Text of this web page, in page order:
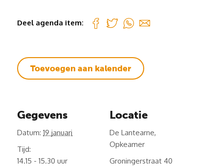
Deel agenda item:
Toevoegen aan kalender
Gegevens
Datum: 19 januari
Tijd:
14.15 - 15.30
Locatie
De Lantearne,
Opkeamer
Groningerstraat 40